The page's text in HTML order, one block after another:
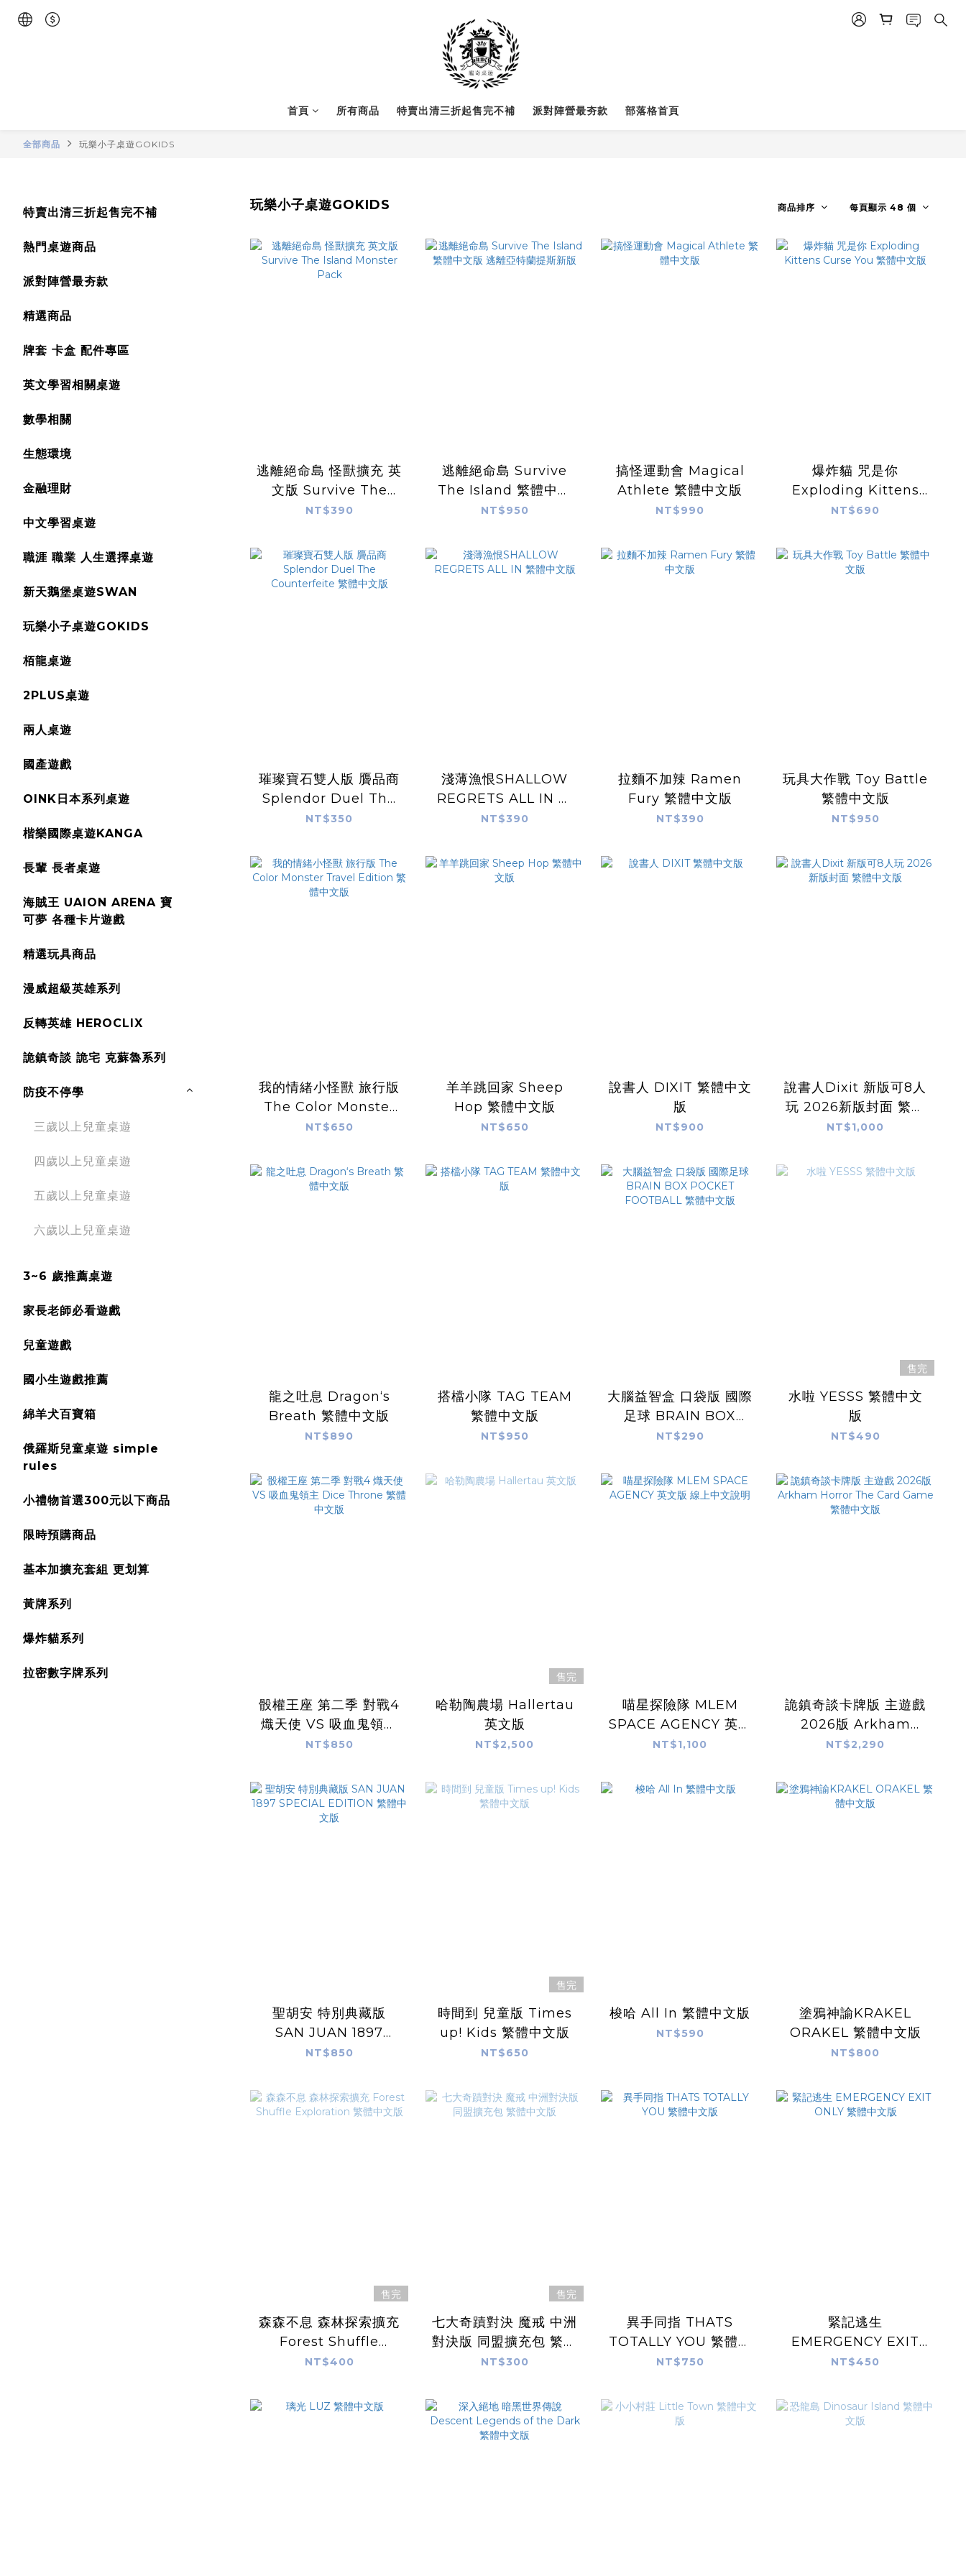
首頁 所有商品 特賣出清三折起售完不補 派對陣營最夯款 部落格首頁
全部商品 玩樂小子桌遊GOKIDS
特賣出清三折起售完不補
熱門桌遊商品
派對陣營最夯款
精選商品
牌套 卡盒 配件專區
英文學習相關桌遊
數學相關
生態環境
金融理財
中文學習桌遊
職涯 職業 人生選擇桌遊
新天鵝堡桌遊SWAN
玩樂小子桌遊GOKIDS
栢龍桌遊
2PLUS桌遊
兩人桌遊
國產遊戲
OINK日本系列桌遊
楷樂國際桌遊KANGA
長輩 長者桌遊
海賊王 UAION ARENA 寶
可夢 各種卡片遊戲
精選玩具商品
漫威超級英雄系列
反轉英雄 HEROCLIX
詭鎮奇談 詭宅 克蘇魯系列
防疫不停學
三歲以上兒童桌遊
四歲以上兒童桌遊
五歲以上兒童桌遊
六歲以上兒童桌遊
3~6 歲推薦桌遊
家長老師必看遊戲
兒童遊戲
國小生遊戲推薦
綿羊犬百寶箱
俄羅斯兒童桌遊 simple
rules
小禮物首選300元以下商品
限時預購商品
基本加擴充套組 更划算
黃牌系列
爆炸貓系列
拉密數字牌系列
玩樂小子桌遊GOKIDS 商品排序 每頁顯示 48 個
逃離絕命島 怪獸擴充 英
文版 Survive The
Island Monster Pack
NT$390
逃離絕命島 Survive
The Island 繁體中文
版 逃離亞特蘭提斯新版
NT$950
搞怪運動會 Magical
Athlete 繁體中文版
NT$990
爆炸貓 咒是你
Exploding Kittens
Curse You 繁體中文版
NT$690
璀璨寶石雙人版 贗品商
Splendor Duel The
Counterfeite 繁體中
NT$350
淺薄漁恨SHALLOW
REGRETS ALL IN 繁
體中文版
NT$390
拉麵不加辣 Ramen
Fury 繁體中文版
NT$390
玩具大作戰 Toy Battle
繁體中文版
NT$950
我的情緒小怪獸 旅行版
The Color Monster
Travel Edition 繁體中
NT$650
羊羊跳回家 Sheep
Hop 繁體中文版
NT$650
說書人 DIXIT 繁體中文
版
NT$900
說書人Dixit 新版可8人
玩 2026新版封面 繁體
中文版
NT$1,000
龍之吐息 Dragon‘s
Breath 繁體中文版
NT$890
搭檔小隊 TAG TEAM
繁體中文版
NT$950
大腦益智盒 口袋版 國際
足球 BRAIN BOX
POCKET FOOTBALL
NT$290
售完
水啦 YESSS 繁體中文
版
NT$490
骰權王座 第二季 對戰4
熾天使 VS 吸血鬼領主
Dice Throne 繁體中文
NT$850
售完
哈勒陶農場 Hallertau
英文版
NT$2,500
喵星探險隊 MLEM
SPACE AGENCY 英文
版 線上中文說明
NT$1,100
詭鎮奇談卡牌版 主遊戲
2026版 Arkham
Horror The Card
NT$2,290
聖胡安 特別典藏版
SAN JUAN 1897
SPECIAL EDITION 繁
NT$850
售完
時間到 兒童版 Times
up! Kids 繁體中文版
NT$650
梭哈 All In 繁體中文版
NT$590
塗鴉神諭KRAKEL
ORAKEL 繁體中文版
NT$800
售完
森森不息 森林探索擴充
Forest Shuffle
Exploration 繁體中文
NT$400
售完
七大奇蹟對決 魔戒 中洲
對決版 同盟擴充包 繁體
中文版
NT$300
異手同指 THATS
TOTALLY YOU 繁體中
文版
NT$750
緊記逃生
EMERGENCY EXIT
ONLY 繁體中文版
NT$450